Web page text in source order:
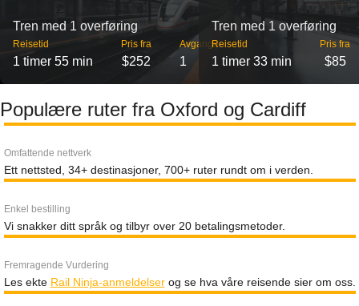
Tren med 1 overføring
Reisetid
1 timer 55 min
Pris fra
$252
Avganger
1
Tren med 1 overføring
Reisetid
1 timer 33 min
Pris fra
$85
Populære ruter fra Oxford og Cardiff
Omfattende nettverk
Ett nettsted, 34+ destinasjoner, 700+ ruter rundt om i verden.
Enkel bestilling
Vi snakker ditt språk og tilbyr over 20 betalingsmetoder.
Fremragende Vurdering
Les ekte Rail Ninja-anmeldelserog se hva våre reisende sier om oss.